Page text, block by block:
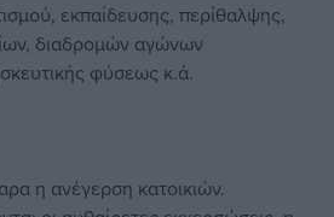
εκπαίδευσης, περίθαλψης,
διαδρομών αγώνων
φύσεως κ.ά.
η ανέγερση κατοικιών.